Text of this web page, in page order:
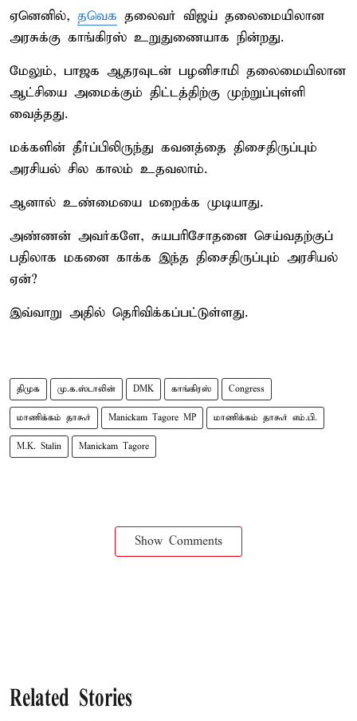
ஏனெனில், தவெக தலைவர் விஜய் தலைமையிலான
அரசுக்கு காங்கிரஸ் உறுதுணையாக நின்றது.
மேலும், பாஜக ஆதரவுடன் பழனிசாமி தலைமையிலான
ஆட்சியை அமைக்கும் திட்டத்திற்கு முற்றுப்புள்ளி
வைத்தது.
மக்களின் தீர்ப்பிலிருந்து கவனத்தை திசைதிருப்பும்
அரசியல் சில காலம் உதவலாம்.
ஆனால் உண்மையை மறைக்க முடியாது.
அண்ணன் அவர்களே, சுயபரிசோதனை செய்வதற்குப்
பதிலாக மகனை காக்க இந்த திசைதிருப்பும் அரசியல்
ஏன்?
இவ்வாறு அதில் தெரிவிக்கப்பட்டுள்ளது.
திமுக மு.க.ஸ்டாலின் DMK காங்கிரஸ் Congress
மாணிக்கம் தாகூர் Manickam Tagore MP மாணிக்கம் தாகூர் எம்.பி.
M.K. Stalin Manickam Tagore
Show Comments
Related Stories